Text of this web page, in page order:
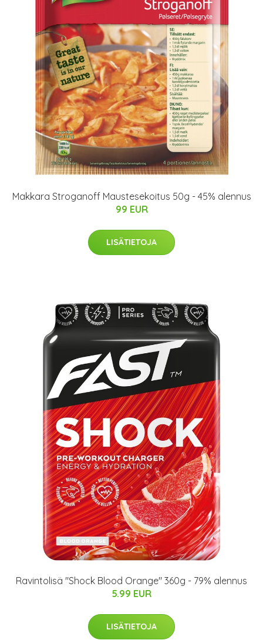
Makkara Stroganoff Maustesekoitus 50g - 45% alennus
99 EUR
LISÄTIETOJA
Ravintolisä "Shock Blood Orange" 360g - 79% alennus
5.99 EUR
LISÄTIETOJA